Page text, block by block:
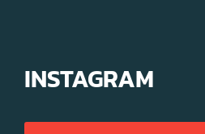
INSTAGRAM